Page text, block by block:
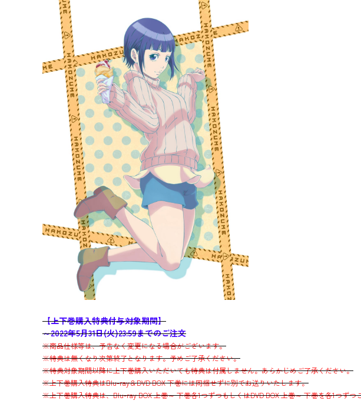
【上下巻購入特典付与対象期間】
～2022年5月31日(火)23:59までのご注文
※商品仕様等は、予告なく変更になる場合がございます。
※特典は無くなり次第終了となります。予めご了承ください。
※特典対象期間以降に上下巻購入いただいても特典は付属しません。あらかじめご了承ください。
※上下巻購入特典はBlu-ray＆DVD BOX 下巻には同梱せずに別でお送りいたします。
※上下巻購入特典は、Blu-ray BOX 上巻～ 下巻各1つずつもしくはDVD BOX 上巻～ 下巻を各1つずつ